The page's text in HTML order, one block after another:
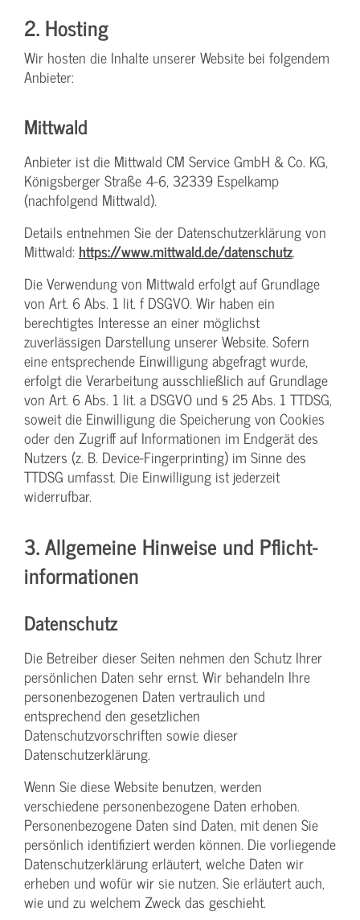
2. Hosting
Wir hosten die Inhalte unserer Website bei folgendem
Anbieter:
Mittwald
Anbieter ist die Mittwald CM Service GmbH & Co. KG,
Königsberger Straße 4-6, 32339 Espelkamp
(nachfolgend Mittwald).
Details entnehmen Sie der Datenschutzerklärung von
Mittwald: https://www.mittwald.de/datenschutz.
Die Verwendung von Mittwald erfolgt auf Grundlage
von Art. 6 Abs. 1 lit. f DSGVO. Wir haben ein
berechtigtes Interesse an einer möglichst
zuverlässigen Darstellung unserer Website. Sofern
eine entsprechende Einwilligung abgefragt wurde,
erfolgt die Verarbeitung ausschließlich auf Grundlage
von Art. 6 Abs. 1 lit. a DSGVO und § 25 Abs. 1 TTDSG,
soweit die Einwilligung die Speicherung von Cookies
oder den Zugriff auf Informationen im Endgerät des
Nutzers (z. B. Device-Fingerprinting) im Sinne des
TTDSG umfasst. Die Einwilligung ist jederzeit
widerrufbar.
3. Allgemeine Hinweise und Pflicht­
informationen
Datenschutz
Die Betreiber dieser Seiten nehmen den Schutz Ihrer
persönlichen Daten sehr ernst. Wir behandeln Ihre
personenbezogenen Daten vertraulich und
entsprechend den gesetzlichen
Datenschutzvorschriften sowie dieser
Datenschutzerklärung.
Wenn Sie diese Website benutzen, werden
verschiedene personenbezogene Daten erhoben.
Personenbezogene Daten sind Daten, mit denen Sie
persönlich identifiziert werden können. Die vorliegende
Datenschutzerklärung erläutert, welche Daten wir
erheben und wofür wir sie nutzen. Sie erläutert auch,
wie und zu welchem Zweck das geschieht.